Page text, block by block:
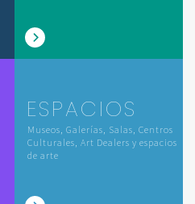
ESPACIOS
Museos, Galerías, Salas, Centros
Culturales, Art Dealers y espacios
de arte